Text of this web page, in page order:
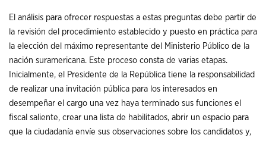
El análisis para ofrecer respuestas a estas preguntas debe partir de
la revisión del procedimiento establecido y puesto en práctica para
la elección del máximo representante del Ministerio Público de la
nación suramericana. Este proceso consta de varias etapas.
Inicialmente, el Presidente de la República tiene la responsabilidad
de realizar una invitación pública para los interesados en
desempeñar el cargo una vez haya terminado sus funciones el
fiscal saliente, crear una lista de habilitados, abrir un espacio para
que la ciudadanía envíe sus observaciones sobre los candidatos y,